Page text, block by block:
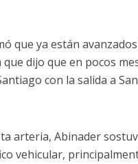
que ya están
dijo que en pocos
con la salida a
arteria, Abinader
vehicular,